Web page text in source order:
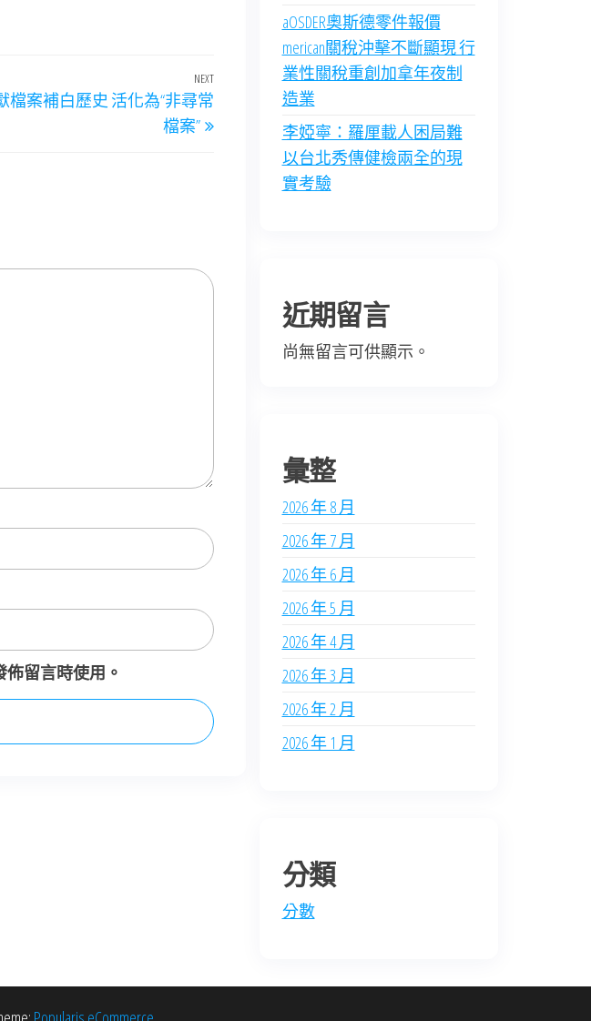
Next
Post
NEXT
檔案補白歷史 活化為“非尋常
檔案”
留言時使用。
aOSDER奧斯德零件報價
merican關稅沖擊不斷顯現 行
業性關稅重創加拿年夜制
造業
李婭寧：羅厘載人困局難
以台北秀傳健檢兩全的現
實考驗
近期留言
尚無留言可供顯示。
彙整
2026 年 8 月
2026 年 7 月
2026 年 6 月
2026 年 5 月
2026 年 4 月
2026 年 3 月
2026 年 2 月
2026 年 1 月
分類
分數